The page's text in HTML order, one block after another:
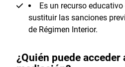
Es un recurso
sustituir las sanciones
de Régimen Interior.
¿Quién puede